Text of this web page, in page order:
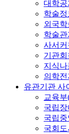
대학
학술
외국
학술
사서커
기관회
지식
의학
유관기관 사
교육
국립
국립
국회